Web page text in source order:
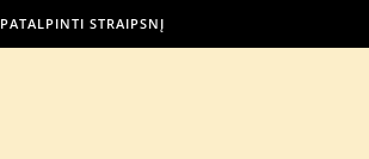
PATALPINTI STRAIPSNĮ